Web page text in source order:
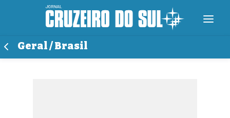
Geral / Brasil